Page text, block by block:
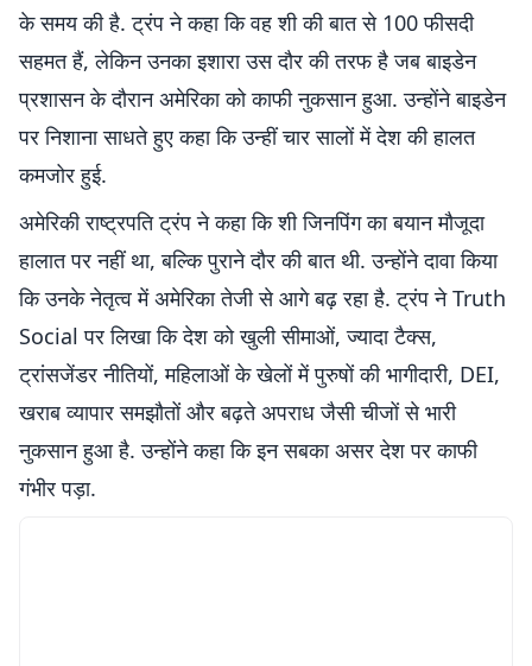
के समय की है. ट्रंप ने कहा कि वह शी की बात से 100 फीसदी
सहमत हैं, लेकिन उनका इशारा उस दौर की तरफ है जब बाइडेन
प्रशासन के दौरान अमेरिका को काफी नुकसान हुआ. उन्होंने बाइडेन
पर निशाना साधते हुए कहा कि उन्हीं चार सालों में देश की हालत
कमजोर हुई.
अमेरिकी राष्ट्रपति ट्रंप ने कहा कि शी जिनपिंग का बयान मौजूदा
हालात पर नहीं था, बल्कि पुराने दौर की बात थी. उन्होंने दावा किया
कि उनके नेतृत्व में अमेरिका तेजी से आगे बढ़ रहा है. ट्रंप ने Truth
Social पर लिखा कि देश को खुली सीमाओं, ज्यादा टैक्स,
ट्रांसजेंडर नीतियों, महिलाओं के खेलों में पुरुषों की भागीदारी, DEI,
खराब व्यापार समझौतों और बढ़ते अपराध जैसी चीजों से भारी
नुकसान हुआ है. उन्होंने कहा कि इन सबका असर देश पर काफी
गंभीर पड़ा.